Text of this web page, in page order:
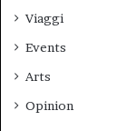
Viaggi
Events
Arts
Opinion